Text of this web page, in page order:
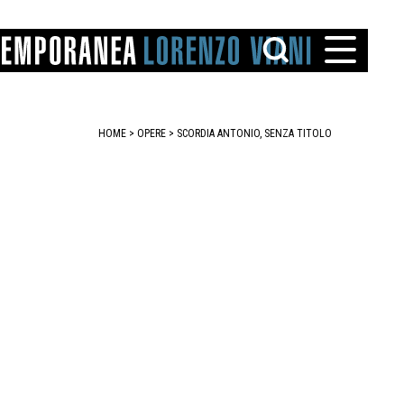
HOME > OPERE > SCORDIA ANTONIO, SENZA TITOLO